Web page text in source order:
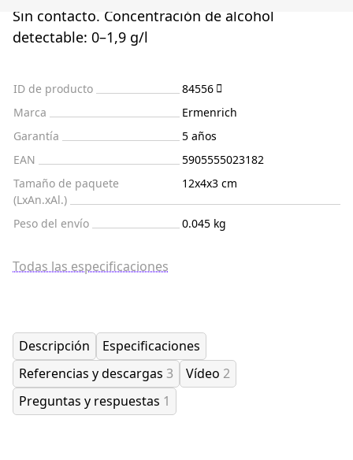
Sin contacto. Concentración de alcohol
detectable: 0–1,9 g/l
ID de producto
84556
Marca
Ermenrich
Garantía
5 años
EAN
5905555023182
Tamaño de paquete
(LxAn.xAl.)
12x4x3 cm
Peso del envío 0.045 kg
Todas las especificaciones
Descripción
Especificaciones
Referencias y descargas 3 Vídeo 2
Preguntas y respuestas 1